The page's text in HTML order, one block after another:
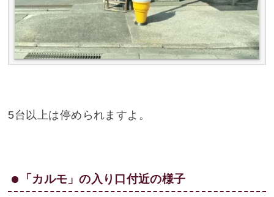
5台以上は停められますよ。
「カルモ」の入り口付近の様子